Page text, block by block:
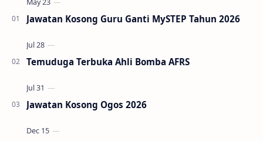
Jawatan Kosong Guru Ganti MySTEP Tahun 2026
Temuduga Terbuka Ahli Bomba AFRS
Jawatan Kosong Ogos 2026